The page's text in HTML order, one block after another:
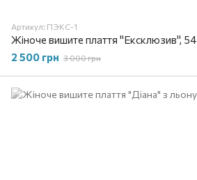
Артикул: ПЭКС-1
Жіноче вишите плаття "Ексклюзив", 54
2 500 грн 3 000 грн